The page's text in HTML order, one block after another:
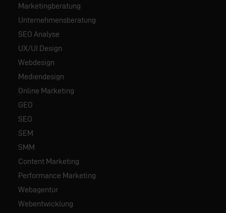
Marketingberatung
Unternehmensberatung
SEO Analyse
UX/UI Design
Webdesign
Mediendesign
Online Marketing
GEO
SEO
SEM
SMM
Content Marketing
Performance Marketing
Webagentur
Webentwicklung